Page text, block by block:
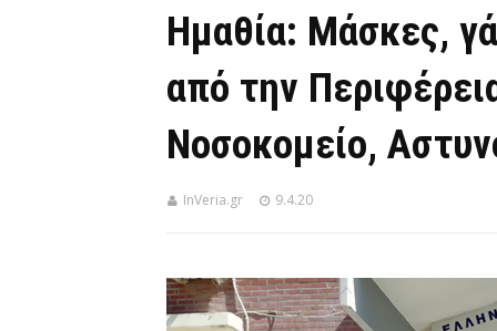
Ημαθία: Μάσκες,
από την
Νοσοκομείο,
InVeria.gr 9.4.20